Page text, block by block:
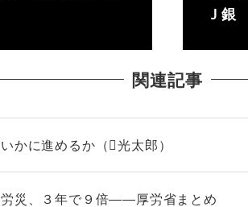
Ｊ銀
関連記事
かに進めるか（光太郎）
災、３年で９倍――厚労省まとめ